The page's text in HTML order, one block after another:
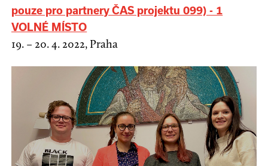
pouze pro partnery ČAS projektu 099) - 1
VOLNÉ MÍSTO
19. – 20. 4. 2022, Praha